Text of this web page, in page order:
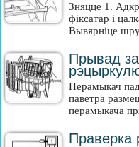
Зняцце 1.
фіксатар і
Вывярніце
Прывад
Перамыкач
паветра
перамыкача
Праверка